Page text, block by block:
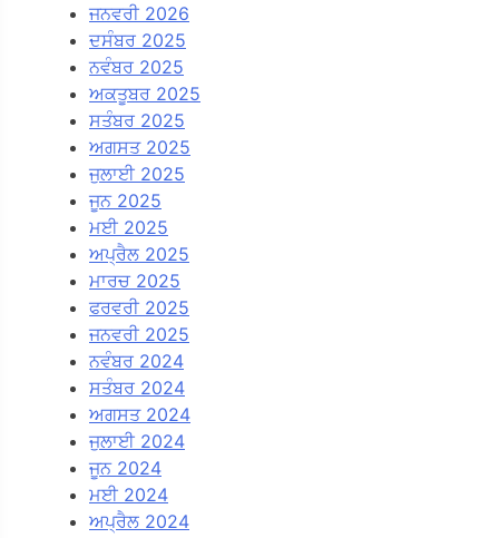
ਜਨਵਰੀ 2026
ਦਸੰਬਰ 2025
ਨਵੰਬਰ 2025
ਅਕਤੂਬਰ 2025
ਸਤੰਬਰ 2025
ਅਗਸਤ 2025
ਜੁਲਾਈ 2025
ਜੂਨ 2025
ਮਈ 2025
ਅਪ੍ਰੈਲ 2025
ਮਾਰਚ 2025
ਫਰਵਰੀ 2025
ਜਨਵਰੀ 2025
ਨਵੰਬਰ 2024
ਸਤੰਬਰ 2024
ਅਗਸਤ 2024
ਜੁਲਾਈ 2024
ਜੂਨ 2024
ਮਈ 2024
ਅਪ੍ਰੈਲ 2024